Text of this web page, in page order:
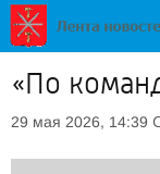
«По
29 мая 2026, 14:39